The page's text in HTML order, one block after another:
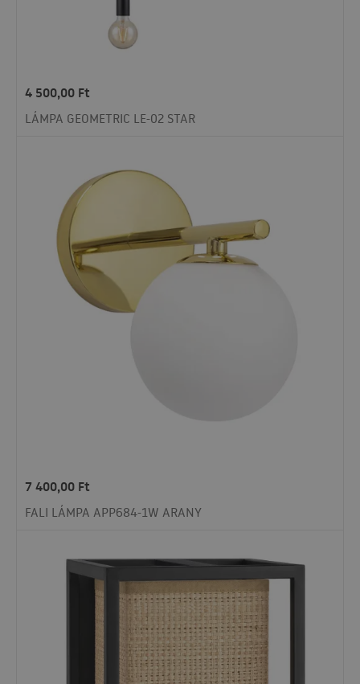
4 500,00 Ft
LÁMPA GEOMETRIC LE-02 STAR
7 400,00 Ft
FALI LÁMPA APP684-1W ARANY